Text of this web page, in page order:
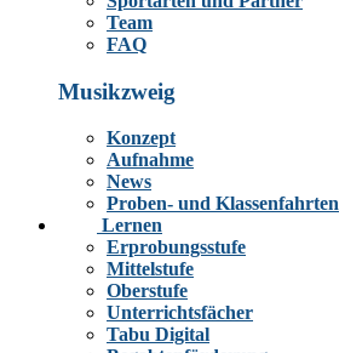
Team
FAQ
Musikzweig
Konzept
Aufnahme
News
Proben- und Klassenfahrten
Lernen
Erprobungsstufe
Mittelstufe
Oberstufe
Unterrichtsfächer
Tabu Digital